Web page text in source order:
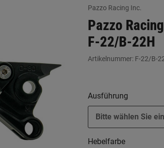
Pazzo Racing Inc.
Pazzo
F-22/B-22H
Artikelnummer: F-22/B-
Ausführung
Bitte wählen Sie
Hebelfarbe